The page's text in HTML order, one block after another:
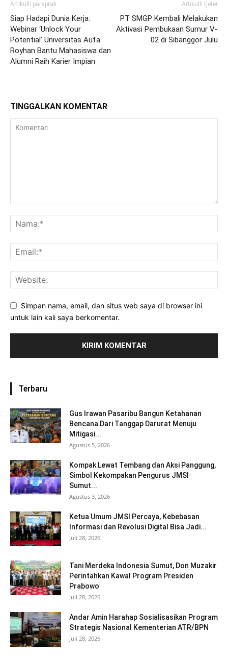
Artikulli paraprak
Siap Hadapi Dunia Kerja:
Webinar ‘Unlock Your
Potential’ Universitas Aufa
Royhan Bantu Mahasiswa dan
Alumni Raih Karier Impian
Artikulli tjetër
PT SMGP Kembali Melakukan
Aktivasi Pembukaan Sumur V-
02 di Sibanggor Julu
TINGGALKAN KOMENTAR
Simpan nama, email, dan situs web saya di browser ini
untuk lain kali saya berkomentar.
Terbaru
Gus Irawan Pasaribu Bangun Ketahanan
Bencana Dari Tanggap Darurat Menuju
Mitigasi...
Agustus 5, 2026
Kompak Lewat Tembang dan Aksi Panggung,
Simbol Kekompakan Pengurus JMSI
Sumut...
Agustus 3, 2026
Ketua Umum JMSI Percaya, Kebebasan
Informasi dan Revolusi Digital Bisa Jadi...
Juli 28, 2026
Tani Merdeka Indonesia Sumut, Don Muzakir
Perintahkan Kawal Program Presiden
Prabowo
Juli 28, 2026
Andar Amin Harahap Sosialisasikan Program
Strategis Nasional Kementerian ATR/BPN
Juli 28, 2026